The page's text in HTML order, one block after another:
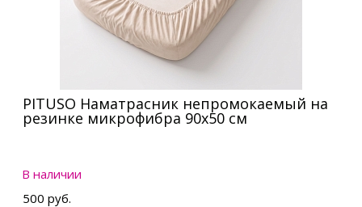
PITUSO Наматрасник непромокаемый на
резинке микрофибра 90х50 см
В наличии
500 руб.